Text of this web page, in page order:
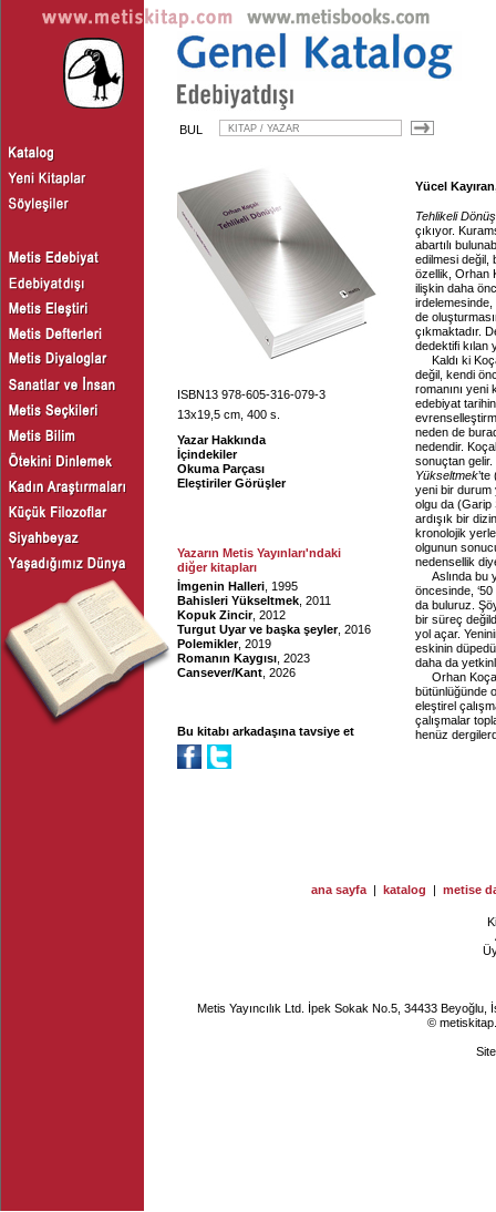
BUL
ISBN13 978-605-316-079-3
13x19,5 cm, 400 s.
Yazar Hakkında
İçindekiler
Okuma Parçası
Eleştiriler Görüşler
Yazarın Metis Yayınları'ndaki
diğer kitapları
İmgenin Halleri , 1995
Bahisleri Yükseltmek , 2011
Kopuk Zincir, 2012
Turgut Uyar ve başka şeyler, 2016
Polemikler, 2019
Romanın Kaygısı , 2023
Cansever/Kant , 2026
Bu kitabı arkadaşına tavsiye et
Yücel
Tehlikeli
çıkıyor.
abartılı
edilmesi değil,
özellik, Orhan
ilişkin daha
irdelemesinde,
de
çıkmaktadır.
dedektifi kılan
Kaldı ki
değil, kendi
romanını yeni
edebiyat
neden de
nedendir.
sonuçtan gelir.
Yükseltmek
yeni bir durum
olgu da (Garip
ardışık bir
kronolojik
olgunun
nedensellik
Aslında bu
öncesinde, ‘50
da buluruz.
bir süreç
yol açar.
eskinin
daha da
Orhan
bütünlüğünde
eleştirel
çalışmalar
henüz
ana sayfa | katalog | metise
Metis Yayıncılık Ltd. İpek Sokak No.5, 34433
©